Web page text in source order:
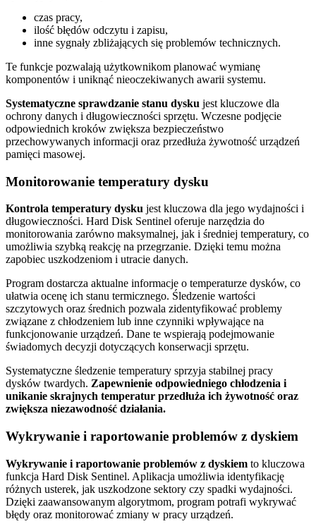
czas pracy,
ilość błędów odczytu i zapisu,
inne sygnały zbliżających się problemów technicznych.
Te funkcje pozwalają użytkownikom planować wymianę
komponentów i uniknąć nieoczekiwanych awarii systemu.
Systematyczne sprawdzanie stanu dysku jest kluczowe dla
ochrony danych i długowieczności sprzętu. Wczesne podjęcie
odpowiednich kroków zwiększa bezpieczeństwo
przechowywanych informacji oraz przedłuża żywotność urządzeń
pamięci masowej.
Monitorowanie temperatury dysku
Kontrola temperatury dysku jest kluczowa dla jego wydajności i
długowieczności. Hard Disk Sentinel oferuje narzędzia do
monitorowania zarówno maksymalnej, jak i średniej temperatury, co
umożliwia szybką reakcję na przegrzanie. Dzięki temu można
zapobiec uszkodzeniom i utracie danych.
Program dostarcza aktualne informacje o temperaturze dysków, co
ułatwia ocenę ich stanu termicznego. Śledzenie wartości
szczytowych oraz średnich pozwala zidentyfikować problemy
związane z chłodzeniem lub inne czynniki wpływające na
funkcjonowanie urządzeń. Dane te wspierają podejmowanie
świadomych decyzji dotyczących konserwacji sprzętu.
Systematyczne śledzenie temperatury sprzyja stabilnej pracy
dysków twardych. Zapewnienie odpowiedniego chłodzenia i
unikanie skrajnych temperatur przedłuża ich żywotność oraz
zwiększa niezawodność działania.
Wykrywanie i raportowanie problemów z dyskiem
Wykrywanie i raportowanie problemów z dyskiem to kluczowa
funkcja Hard Disk Sentinel. Aplikacja umożliwia identyfikację
różnych usterek, jak uszkodzone sektory czy spadki wydajności.
Dzięki zaawansowanym algorytmom, program potrafi wykrywać
błędy oraz monitorować zmiany w pracy urządzeń.